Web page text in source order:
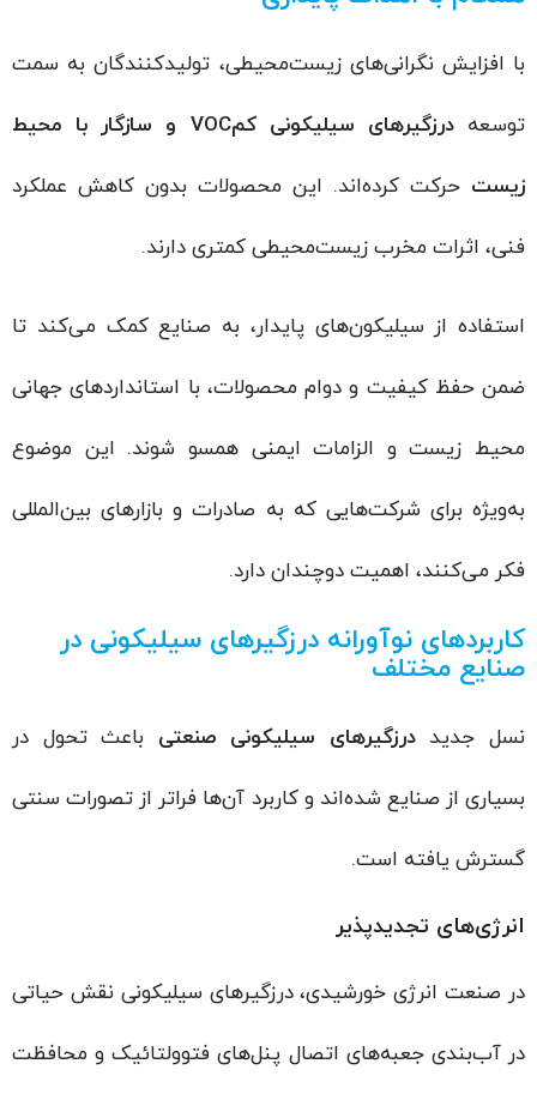
با افزایش نگرانی‌های زیست‌محیطی، تولیدکنندگان به سمت
توسعه درزگیرهای سیلیکونی کم‌VOC و سازگار با محیط
زیستحرکت کرده‌اند. این محصولات بدون کاهش عملکرد
فنی، اثرات مخرب زیست‌محیطی کمتری دارند.
استفاده از سیلیکون‌های پایدار، به صنایع کمک می‌کند تا
ضمن حفظ کیفیت و دوام محصولات، با استانداردهای جهانی
محیط زیست و الزامات ایمنی همسو شوند. این موضوع
به‌ویژه برای شرکت‌هایی که به صادرات و بازارهای بین‌المللی
فکر می‌کنند، اهمیت دوچندان دارد.
کاربردهای نوآورانه درزگیرهای سیلیکونی در
صنایع مختلف
نسل جدید درزگیرهای سیلیکونی صنعتیباعث تحول در
بسیاری از صنایع شده‌اند و کاربرد آن‌ها فراتر از تصورات سنتی
گسترش یافته است.
انرژی‌های تجدیدپذیر
در صنعت انرژی خورشیدی، درزگیرهای سیلیکونی نقش حیاتی
در آب‌بندی جعبه‌های اتصال پنل‌های فتوولتائیک و محافظت